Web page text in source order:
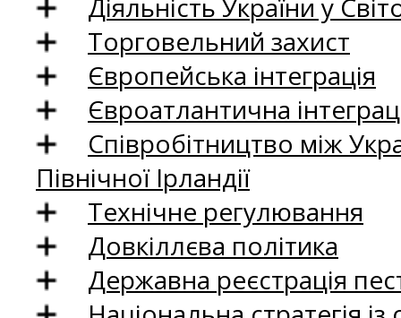
Діяльність України у
Торговельний захист
Європейська інтеграція
Євроатлантична
Співробітництво між
Північної Ірландії
Технічне регулювання
Довкіллєва політика
Державна реєстрація